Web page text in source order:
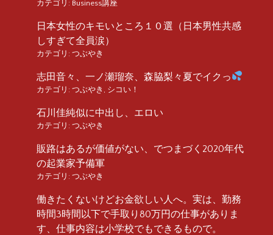
カテゴリ: Business講座
日本女性のキモいところ１０選（日本男性共感
しすぎて全員涙）
カテゴリ: つぶやき
志田音々、一ノ瀬瑠奈、森脇梨々夏でイクっ
カテゴリ: つぶやき シコい！
石川佳純似に中出し、エロい
カテゴリ: つぶやき
販路はあるが価値がない、でつまづく2020年代
の起業家予備軍
カテゴリ: つぶやき
働きたくないけどお金欲しい人へ。実は、勤務
時間3時間以下で手取り80万円の仕事がありま
す、仕事内容は小学校でもできるもので。